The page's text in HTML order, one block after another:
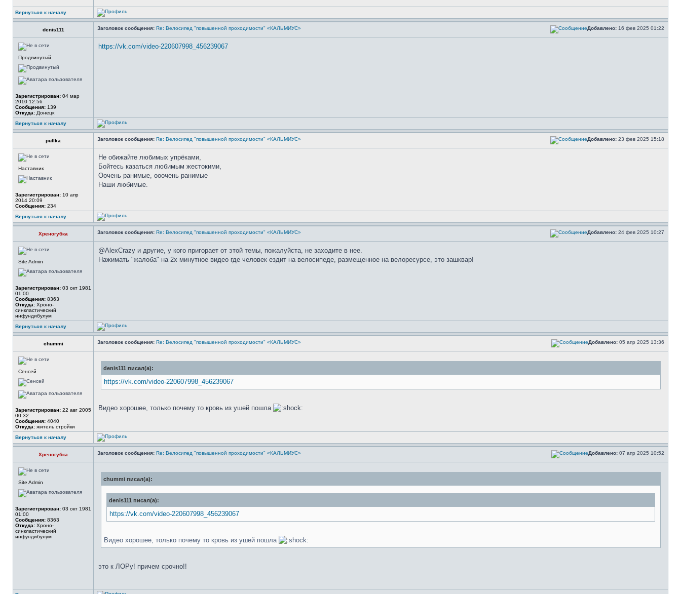
Вернуться к началу
denis111 Заголовок сообщения: Re: Велосипед "повышенной проходимости" «КАЛЬМИУС» Добавлено: 16 фев 2025 01:22
Продвинутый
Зарегистрирован: 04 мар
2010 12:56
Сообщения: 139
Откуда: Донецк
https://vk.com/video-220607998_456239067
Вернуться к началу
pullka Заголовок сообщения: Re: Велосипед "повышенной проходимости" «КАЛЬМИУС» Добавлено: 23 фев 2025 15:18
Наставник
Зарегистрирован: 10 апр
2014 20:09
Сообщения: 234
Не обижайте любимых упрёками,
Бойтесь казаться любимым жестокими,
Оочень ранимые, ооочень ранимые
Наши любимые.
Вернуться к началу
Хреногубка Заголовок сообщения: Re: Велосипед "повышенной проходимости" «КАЛЬМИУС» Добавлено: 24 фев 2025 10:27
Site Admin
Зарегистрирован: 03 окт 1981
01:00
Сообщения: 8363
Откуда: Xроно-
синкластический
инфундибулум
@AlexCrazy и другие, у кого пригорает от этой темы, пожалуйста, не заходите в нее.
Нажимать "жалоба" на 2х минутное видео где человек ездит на велосипеде, размещенное на велоресурсе, это зашквар!
Вернуться к началу
chummi Заголовок сообщения: Re: Велосипед "повышенной проходимости" «КАЛЬМИУС» Добавлено: 05 апр 2025 13:36
Сенсей
Зарегистрирован: 22 авг 2005
00:32
Сообщения: 4040
Откуда: житель стройки
denis111 писал(а):
https://vk.com/video-220607998_456239067
Видео хорошее, только почему то кровь из ушей пошла
Вернуться к началу
Хреногубка Заголовок сообщения: Re: Велосипед "повышенной проходимости" «КАЛЬМИУС» Добавлено: 07 апр 2025 10:52
Site Admin
Зарегистрирован: 03 окт 1981
01:00
Сообщения: 8363
Откуда: Xроно-
синкластический
инфундибулум
chummi писал(а):
denis111 писал(а):
https://vk.com/video-220607998_456239067
Видео хорошее, только почему то кровь из ушей пошла
это к ЛОРу! причем срочно!!